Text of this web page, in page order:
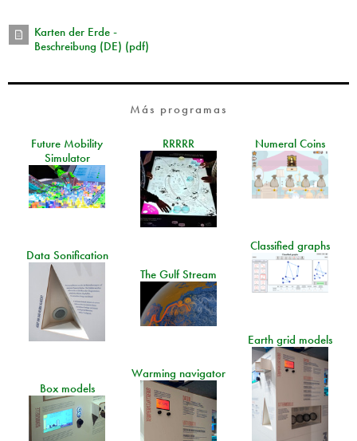
Karten der Erde -
Beschreibung (DE) (pdf)
Más programas
Future Mobility
Simulator
RRRRR Numeral Coins
Classified graphs
Data Sonification
The Gulf Stream
Earth grid models
Warming navigator
Box models